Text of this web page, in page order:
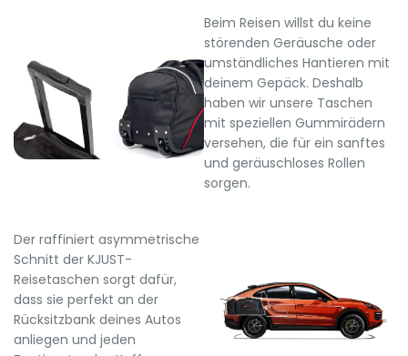
Beim Reisen willst du keine
störenden Geräusche oder
umständliches Hantieren mit
deinem Gepäck. Deshalb
haben wir unsere Taschen
mit speziellen Gummirädern
versehen, die für ein sanftes
und geräuschloses Rollen
sorgen.
Der raffiniert asymmetrische
Schnitt der KJUST-
Reisetaschen sorgt dafür,
dass sie perfekt an der
Rücksitzbank deines Autos
anliegen und jeden